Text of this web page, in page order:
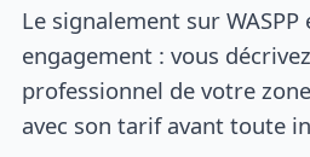
Le signalement sur
engagement : vous
professionnel de votre
avec son tarif avant toute